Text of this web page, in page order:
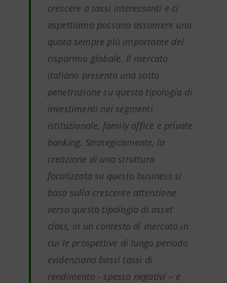
crescere a tassi interessanti e ci
aspettiamo possano assumere una
quota sempre più importante del
risparmio globale. Il mercato
italiano presenta una sotto
penetrazione su questa tipologia di
investimenti nei segmenti
istituzionale, family office e private
banking. Strategicamente, la
creazione di una struttura
focalizzata su questo business si
basa sulla crescente attenzione
verso questa tipologia di asset
class, in un contesto di mercato in
cui le prospettive di lungo periodo
evidenziano bassi tassi di
rendimento - spesso negativi – e